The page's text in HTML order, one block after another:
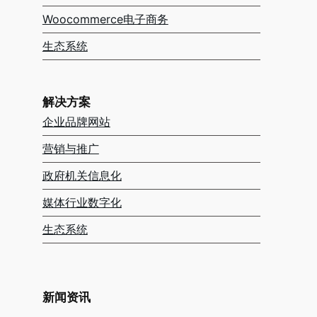
Woocommerce电子商务
生态系统
解决方案
企业品牌网站
营销与推广
政府机关信息化
媒体行业数字化
生态系统
新闻资讯